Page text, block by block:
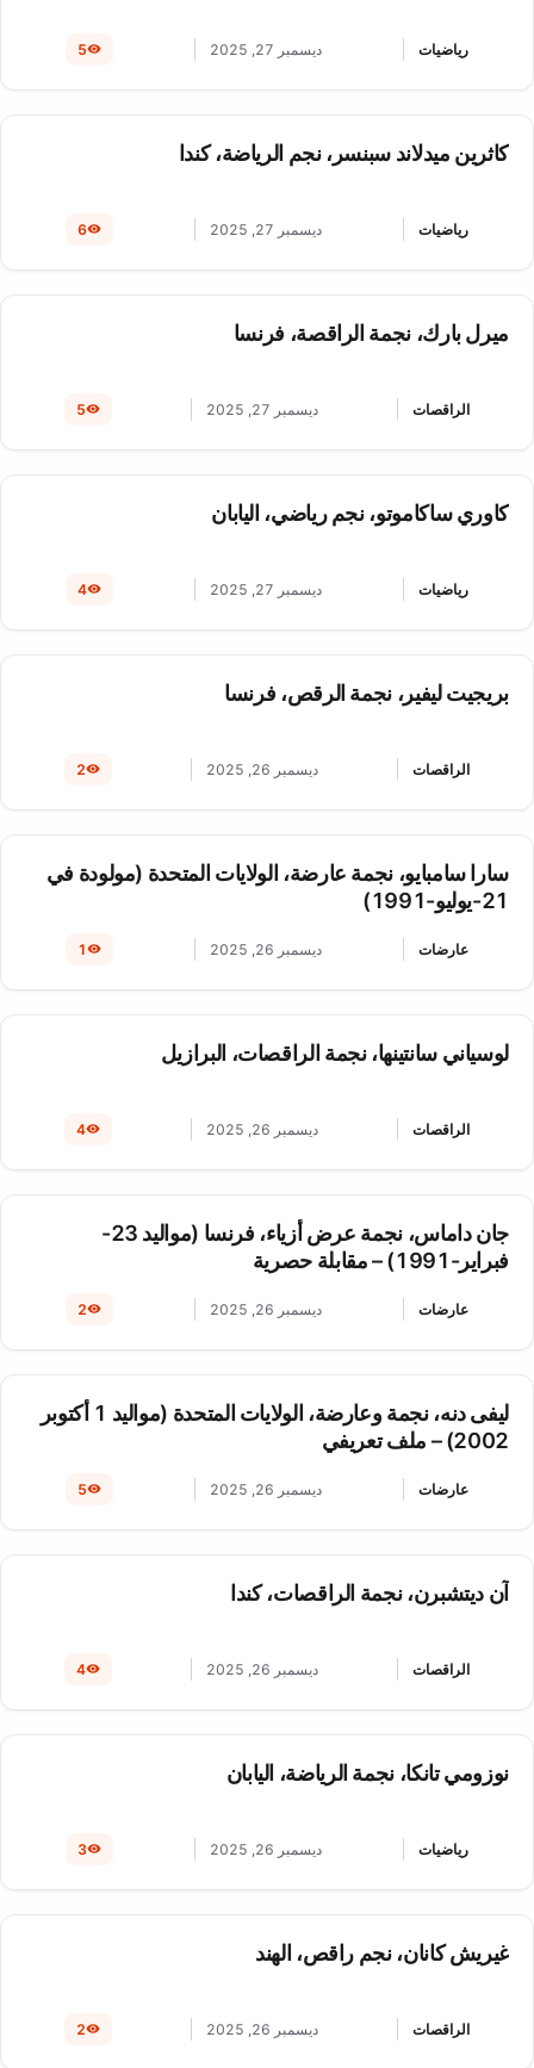
رياضيات ديسمبر 27, 2025 5
كاثرين ميدلاند سبنسر، نجم الرياضة، كندا
رياضيات ديسمبر 27, 2025 6
ميرل بارك، نجمة الراقصة، فرنسا
الراقصات ديسمبر 27, 2025 5
كاوري ساكاموتو، نجم رياضي، اليابان
رياضيات ديسمبر 27, 2025 4
بريجيت ليفير، نجمة الرقص، فرنسا
الراقصات ديسمبر 26, 2025 2
سارا سامبايو، نجمة عارضة، الولايات المتحدة (مولودة في
21-يوليو-1991)
عارضات ديسمبر 26, 2025 1
لوسياني سانتينها، نجمة الراقصات، البرازيل
الراقصات ديسمبر 26, 2025 4
جان داماس، نجمة عرض أزياء، فرنسا (مواليد 23-
فبراير-1991) – مقابلة حصرية
عارضات ديسمبر 26, 2025 2
ليفى دنه، نجمة وعارضة، الولايات المتحدة (مواليد 1 أكتوبر
2002) – ملف تعريفي
عارضات ديسمبر 26, 2025 5
آن ديتشبرن، نجمة الراقصات، كندا
الراقصات ديسمبر 26, 2025 4
نوزومي تانكا، نجمة الرياضة، اليابان
رياضيات ديسمبر 26, 2025 3
غيريش كانان، نجم راقص، الهند
الراقصات ديسمبر 26, 2025 2